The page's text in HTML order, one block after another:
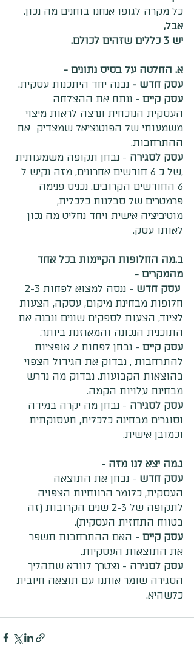
כל מקרה לגופו אנחנו בוחנים מה נכון.
אבל,
יש 3 כללים שזהים לכולם.
א. החלטה על בסיס נתונים -
עסק חדש - נבנה יחד היתכנות עסקית.
עסק קיים - ננתח את ההצלחה
העסקית הנוכחית ונרצה לראות מיצוי
משמעותי של הפוטנציאל שמצדיק  את
ההתרחבות.
עסק לסגירה - נבחן תקופה משמעותית
,של כ 6 חודשים אחרונים, מזה נקיש ל
6 החודשים הקרובים. נכניס פנימה
פרמטרים של סבלנות כלכלית,
מוטיביציה אישית ויחד נחליט מה נכון
לאותו עסק.
ב.מה החלופות הקיימות בכל אחד
מהמקרים -
עסק חדש
חלופות מבחינת מיקום, עסקה, הצעות
לציוד, הצעות לספקים שונים ונבנה את
התוכנית הנכונה והמאוזנת ביותר.
עסק קיים
- נבחן לפחות 2 אופציות
להתרחבות , נבדוק את הגידול הצפוי
בהוצאות הקבועות. נבדוק מה נדרש
מבחינת עלויות הקמה.
עסק לסגירה - נבחן מה יקרה במידה
וסוגרים מבחינה כלכלית, תעסוקתית
וכמובן אישית.
ג.מה יצא לנו מזה -
עסק חדש - נבחן את התוצאה
העסקית, כלומר הרווחיות הצפויה
לתקופה של 2-3 שנים הקרובות (זה
בטווח התחזית העסקית).
עסק קיים - האם ההתרחבות תשפר
את התוצאות העסקיות.
עסק לסגירה - נצטרך לוודא שתהליך
הסגירה שומר אותנו עם תוצאה חיובית
כלשהיא.
חגי לביא
Tap to chat